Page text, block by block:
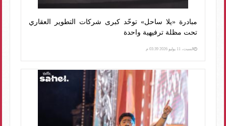
مبادرة «يلا ساحل» توحّد كبرى شركات التطوير العقاري
تحت مظلة ترفيهية واحدة
السبت، 11 يوليو 2026 03:39 م